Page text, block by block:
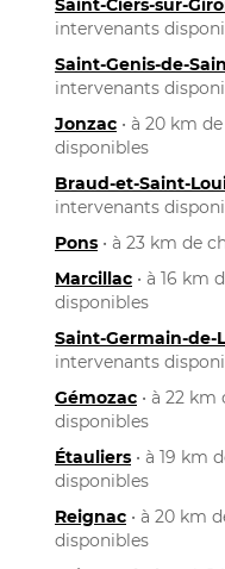
Saint-Ciers-sur-
intervenants
Saint-Genis-de-
intervenants
Jonzac • à 20 km
disponibles
Braud-et-Saint-
intervenants
Pons • à 23 km de
Marcillac • à 16 km
disponibles
Saint-Germain-de-
intervenants
Gémozac • à 22
disponibles
Étauliers • à 19 km
disponibles
Reignac • à 20 km
disponibles